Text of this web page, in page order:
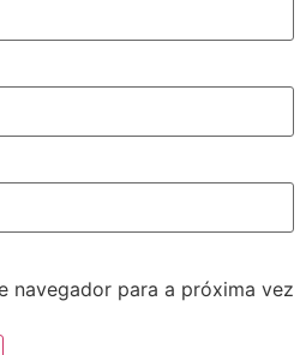
navegador para a próxima vez